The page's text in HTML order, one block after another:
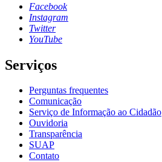
Facebook
Instagram
Twitter
YouTube
Serviços
Perguntas frequentes
Comunicação
Serviço de Informação ao Cidadão
Ouvidoria
Transparência
SUAP
Contato